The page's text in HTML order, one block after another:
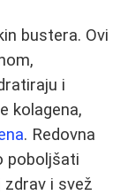
bustera. Ovi
i
kolagena,
. Redovna
poboljšati
i svež